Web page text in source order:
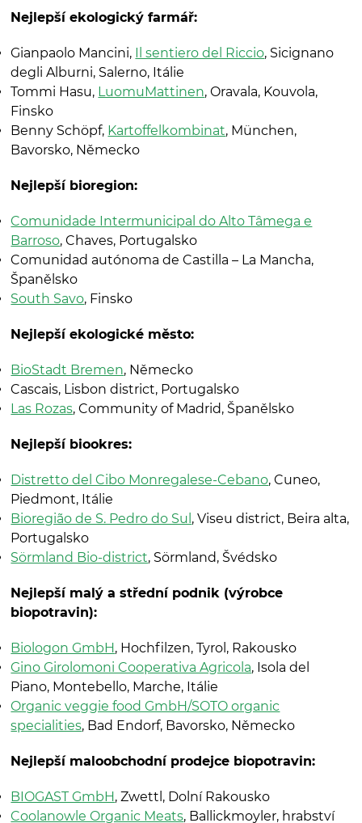
Nejlepší ekologický farmář:
Gianpaolo Mancini, Il sentiero del Riccio, Sicignano
degli Alburni, Salerno, Itálie
Tommi Hasu, LuomuMattinen, Oravala, Kouvola,
Finsko
Benny Schöpf, Kartoffelkombinat, München,
Bavorsko, Německo
Nejlepší bioregion:
Comunidade Intermunicipal do Alto Tâmega e
Barroso, Chaves, Portugalsko
Comunidad autónoma de Castilla – La Mancha,
Španělsko
South Savo, Finsko
Nejlepší ekologické město:
BioStadt Bremen, Německo
Cascais, Lisbon district, Portugalsko
Las Rozas, Community of Madrid, Španělsko
Nejlepší biookres:
Distretto del Cibo Monregalese-Cebano, Cuneo,
Piedmont, Itálie
Bioregião de S. Pedro do Sul , Viseu district, Beira alta,
Portugalsko
Sörmland Bio-district, Sörmland, Švédsko
Nejlepší malý a střední podnik (výrobce
biopotravin):
Biologon GmbH, Hochfilzen, Tyrol, Rakousko
Gino Girolomoni Cooperativa Agricola, Isola del
Piano, Montebello, Marche, Itálie
Organic veggie food GmbH/SOTO organic
specialities, Bad Endorf, Bavorsko, Německo
Nejlepší maloobchodní prodejce biopotravin:
BIOGAST GmbH, Zwettl, Dolní Rakousko
Coolanowle Organic Meats, Ballickmoyler, hrabství